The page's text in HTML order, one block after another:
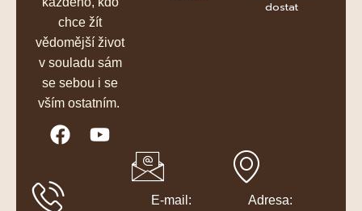
chce žít
vědomější život
v souladu sám
se sebou i se
vším ostatním.
dostat
E-mail: Adresa: